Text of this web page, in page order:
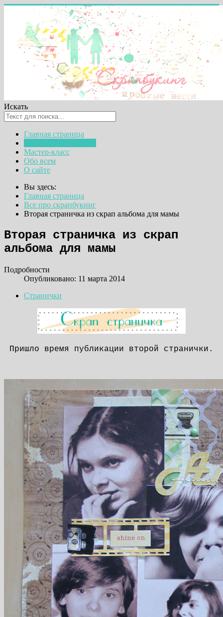
Искать
Главная страница
Мастер-класс
Обо всем
О сайте
Вы здесь:
Главная страница
Все про скрапбукинг
Вторая страничка из скрап альбома для мамы
Вторая страничка из скрап
альбома для мамы
Подробности
Опубликовано: 11 марта 2014
Странички
Пришло время публикации второй странички.